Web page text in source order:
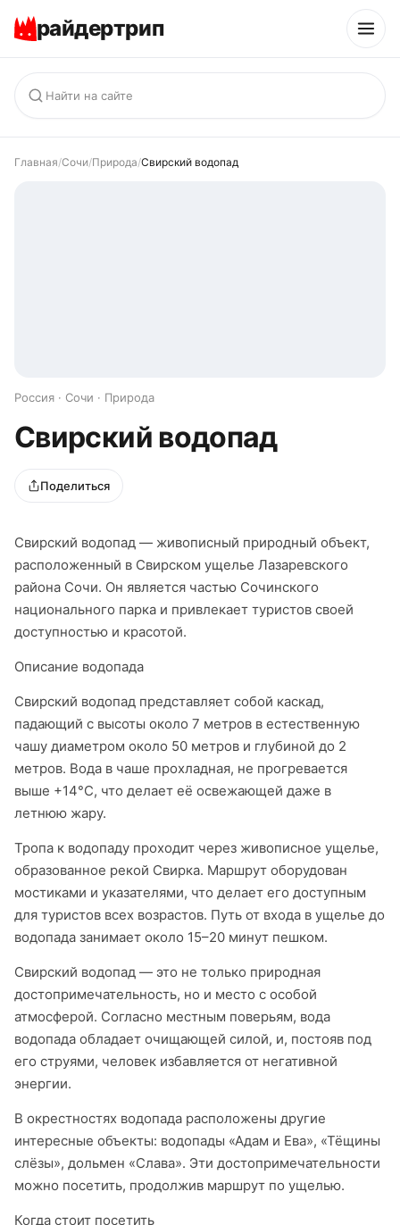
райдертрип
Главная/Сочи/Природа/Свирский водопад
Россия · Сочи · Природа
Свирский водопад
Поделиться
Свирский водопад — живописный природный объект,
расположенный в Свирском ущелье Лазаревского
района Сочи. Он является частью Сочинского
национального парка и привлекает туристов своей
доступностью и красотой.​
Описание водопада
Свирский водопад представляет собой каскад,
падающий с высоты около 7 метров в естественную
чашу диаметром около 50 метров и глубиной до 2
метров. Вода в чаше прохладная, не прогревается
выше +14°C, что делает её освежающей даже в
летнюю жару.​
Тропа к водопаду проходит через живописное ущелье,
образованное рекой Свирка. Маршрут оборудован
мостиками и указателями, что делает его доступным
для туристов всех возрастов. Путь от входа в ущелье до
водопада занимает около 15–20 минут пешком.​
Свирский водопад — это не только природная
достопримечательность, но и место с особой
атмосферой. Согласно местным поверьям, вода
водопада обладает очищающей силой, и, постояв под
его струями, человек избавляется от негативной
энергии.​
В окрестностях водопада расположены другие
интересные объекты: водопады «Адам и Ева», «Тёщины
слёзы», дольмен «Слава». Эти достопримечательности
можно посетить, продолжив маршрут по ущелью.​
Когда стоит посетить